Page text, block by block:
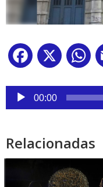
Facebook
X
Reproductor
audio
00:00
Relacionadas